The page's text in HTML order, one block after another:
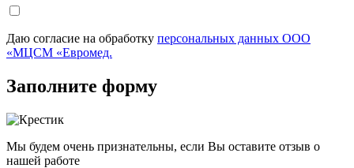
Даю согласие на обработку персональных данных ООО
«МЦСМ «Евромед.
Заполните форму
Мы будем очень признательны, если Вы оставите отзыв о
нашей работе